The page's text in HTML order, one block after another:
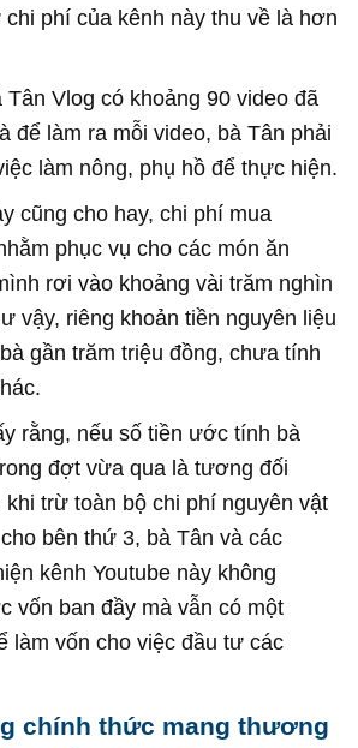
chi phí của kênh này thu về là hơn
Tân Vlog có khoảng 90 video đã
để làm ra mỗi video, bà Tân phải
làm nông, phụ hồ để thực hiện.
cũng cho hay, chi phí mua
phục vụ cho các món ăn
rơi vào khoảng vài trăm nghìn
vậy, riêng khoản tiền nguyên liệu
gần trăm triệu đồng, chưa tính
rằng, nếu số tiền ước tính bà
đợt vừa qua là tương đối
trừ toàn bộ chi phí nguyên vật
bên thứ 3, bà Tân và các
kênh Youtube này không
vốn ban đầy mà vẫn có một
làm vốn cho việc đầu tư các
chính thức mang thương